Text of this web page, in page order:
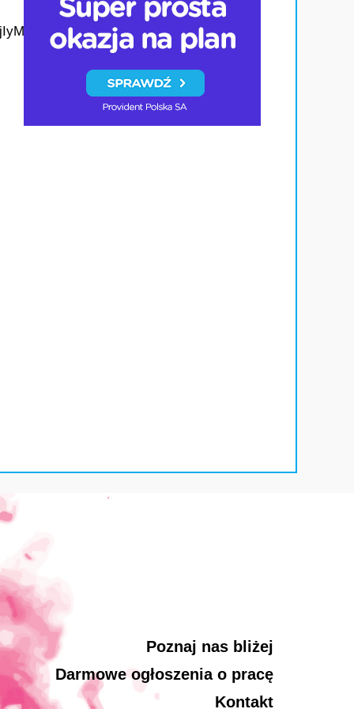
Poznaj nas bliżej
Darmowe ogłoszenia o pracę
Kontakt